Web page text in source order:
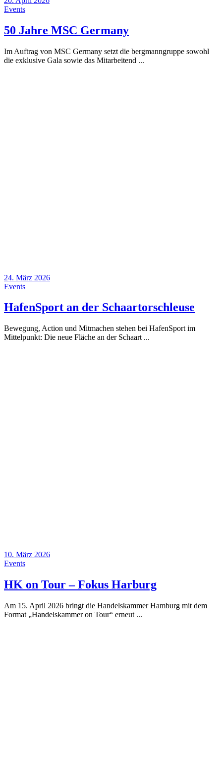
Events
50 Jahre MSC Germany
Im Auftrag von MSC Germany setzt die bergmanngruppe sowohl
die exklusive Gala sowie das Mitarbeitend
24. März 2026
Events
HafenSport an der Schaartorschleuse
Bewegung, Action und Mitmachen stehen bei HafenSport im
Mittelpunkt: Die neue Fläche an der Schaart
10. März 2026
Events
HK on Tour – Fokus Harburg
Am 15. April 2026 bringt die Handelskammer Hamburg mit dem
Format „Handelskammer on Tour“ erneut